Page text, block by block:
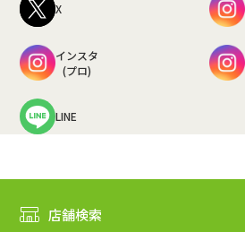
X
インスタ
(プロ)
LINE
店舗検索